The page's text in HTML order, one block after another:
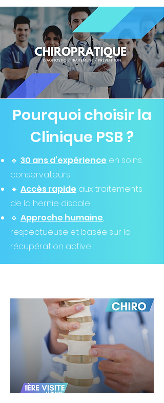
Pourquoi choisir la
Clinique PSB ?
🔹 30 ans d’expérience en soins
conservateurs
🔹 Accès rapide aux traitements
de la hernie discale
🔹 Approche humaine,
respectueuse et basée sur la
récupération active